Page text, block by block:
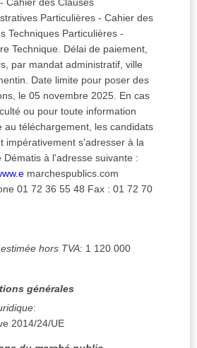
Cahier des Clauses
Particulières - Cahier des
Techniques Particulières -
Technique. Délai de paiement,
par mandat administratif, ville
Date limite pour poser des
le 05 novembre 2025. En cas
ou pour toute information
au téléchargement, les candidats
impérativement s'adresser à la
Dématis à l'adresse suivante :
marchespublics.com
01 72 36 55 48 Fax : 01 72 70
hors TVA: 1 120 000
générales
:
2014/24/UE